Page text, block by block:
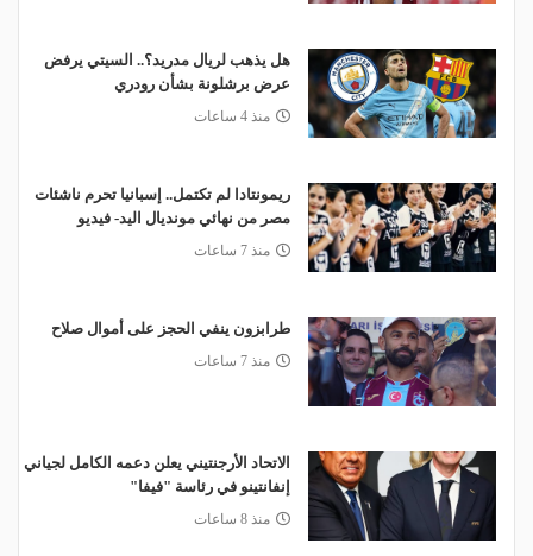
هل يذهب لريال مدريد؟.. السيتي يرفض
عرض برشلونة بشأن رودري
منذ 4 ساعات
ريمونتادا لم تكتمل.. إسبانيا تحرم ناشئات
مصر من نهائي مونديال اليد- فيديو
منذ 7 ساعات
طرابزون ينفي الحجز على أموال صلاح
منذ 7 ساعات
الاتحاد الأرجنتيني يعلن دعمه الكامل لجياني
إنفانتينو في رئاسة "فيفا"
منذ 8 ساعات